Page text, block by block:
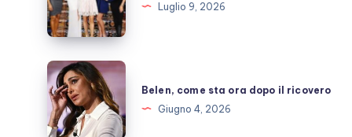
cosa
fanno
ora?
Luglio 9, 2026
Belen,
come
sta
ora
Belen, come sta ora dopo il ricovero
Giugno 4, 2026